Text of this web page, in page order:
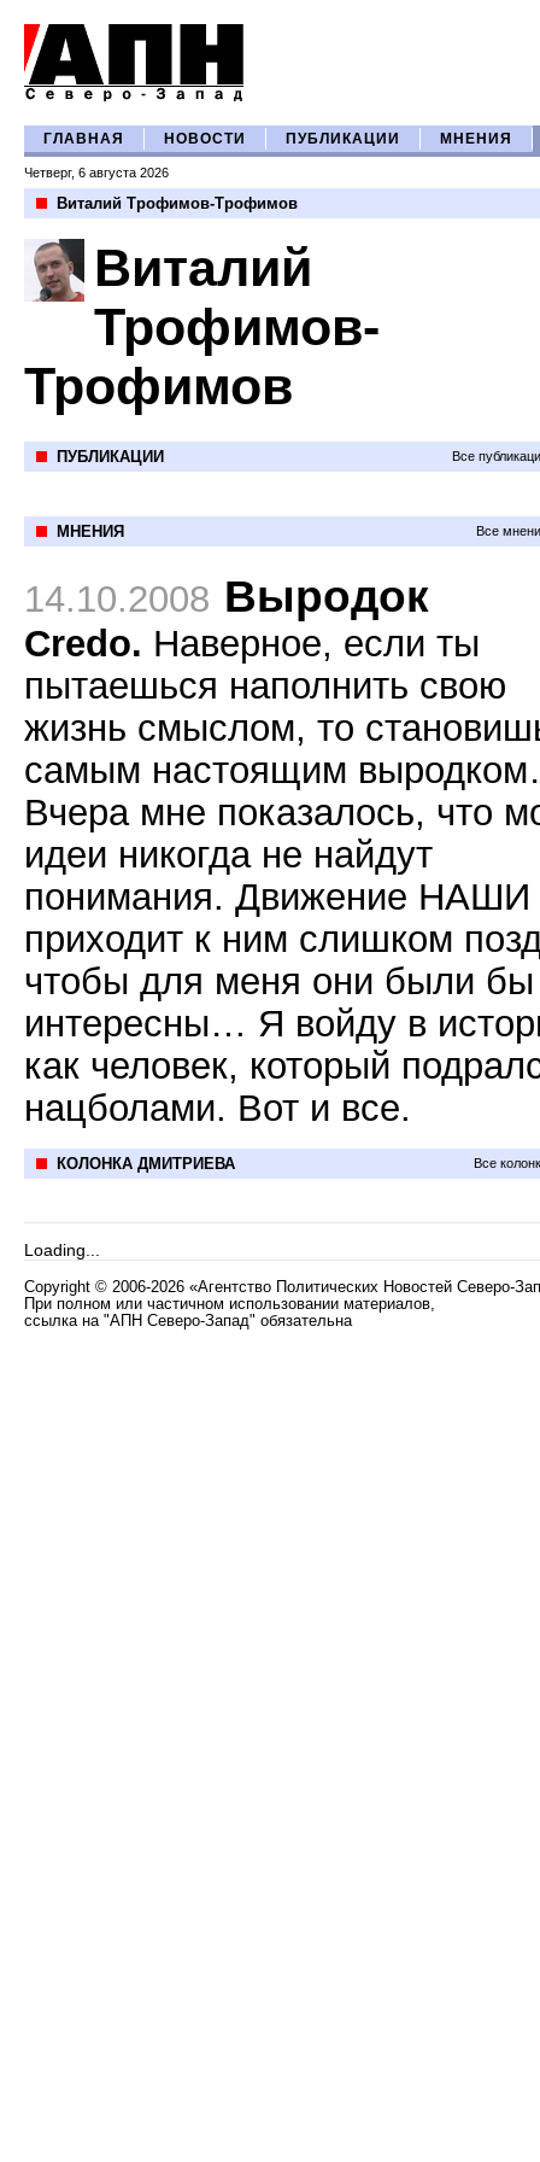
ГЛАВНАЯ НОВОСТИ ПУБЛИКАЦИИ МНЕНИЯ
Четверг, 6 августа 2026
Виталий Трофимов-Трофимов
Виталий
Трофимов-
Трофимов
ПУБЛИКАЦИИ Все
МНЕНИЯ Все
14.10.2008 Выродок
Credo. Наверное, если ты
пытаешься наполнить свою
жизнь смыслом, то
самым настоящим
Вчера мне показалось, что
идеи никогда не найдут
понимания. Движение НАШИ
приходит к ним слишком
чтобы для меня они были бы
интересны… Я войду в
как человек, который
нацболами. Вот и все.
КОЛОНКА ДМИТРИЕВА Все
Loading...
Copyright © 2006-2026 «Агентство Политических Новостей Северо-
При полном или частичном использовании материалов,
ссылка на "АПН Северо-Запад" обязательна